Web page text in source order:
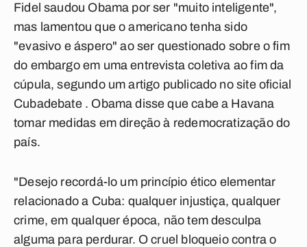
Fidel saudou Obama por ser "muito inteligente",
mas lamentou que o americano tenha sido
"evasivo e áspero" ao ser questionado sobre o fim
do embargo em uma entrevista coletiva ao fim da
cúpula, segundo um artigo publicado no site oficial
Cubadebate . Obama disse que cabe a Havana
tomar medidas em direção à redemocratização do
país.
"Desejo recordá-lo um princípio ético elementar
relacionado a Cuba: qualquer injustiça, qualquer
crime, em qualquer época, não tem desculpa
alguma para perdurar. O cruel bloqueio contra o